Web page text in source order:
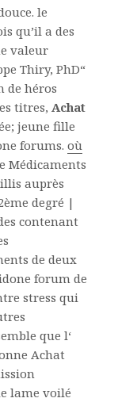
le
qu’il a des
valeur
Thiry, PhD“
de héros
titres,Achat
jeune fille
forums.où
Médicaments
auprès
degré |
contenant
de deux
forum de
stress qui
que l‘
Achat
lame voilé